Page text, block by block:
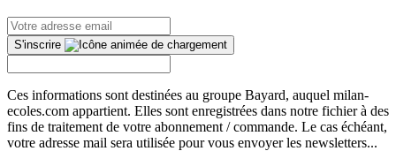
S'inscrire
Ces informations sont destinées au groupe Bayard, auquel milan-
ecoles.com appartient. Elles sont enregistrées dans notre fichier à des
fins de traitement de votre abonnement / commande. Le cas échéant,
votre adresse mail sera utilisée pour vous envoyer les newsletters...